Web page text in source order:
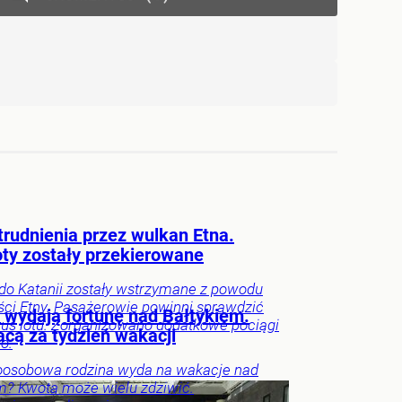
przez wulkan Etna.
zostały przekierowane
Katanii zostały wstrzymane z powodu
Etny. Pasażerowie powinni sprawdzić
lotu. Zorganizowano dodatkowe pociągi
wydają fortunę nad Bałtykiem.
za tydzień wakacji
rodzina wyda na wakacje nad
Kwota może wielu zdziwić.